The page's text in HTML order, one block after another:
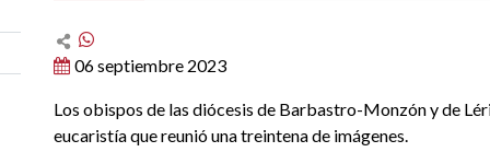
06 septiembre 2023
Los obispos de las diócesis de Barbastro-Monzón y de
eucaristía que reunió una treintena de imágenes.